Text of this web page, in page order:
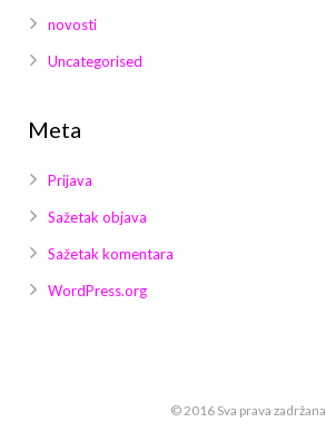
novosti
Uncategorised
Meta
Prijava
Sažetak objava
Sažetak komentara
WordPress.org
© 2016 Sva prava zadržana.